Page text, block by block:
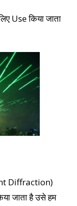
Use किया जाता
Diffraction)
जाता है उसे हम